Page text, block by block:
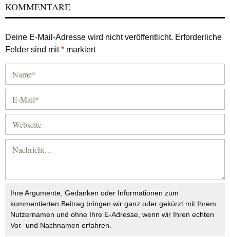
KOMMENTARE
Deine E-Mail-Adresse wird nicht veröffentlicht. Erforderliche
Felder sind mit* markiert
Ihre Argumente, Gedanken oder Informationen zum
kommentierten Beitrag bringen wir ganz oder gekürzt mit Ihrem
Nutzernamen und ohne Ihre E-Adresse, wenn wir Ihren echten
Vor- und Nachnamen erfahren.